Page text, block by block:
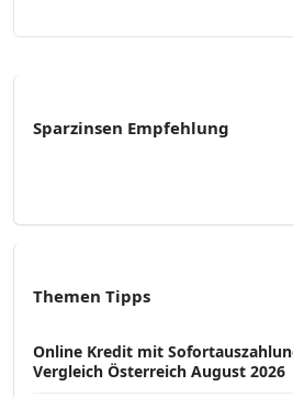
Sparzinsen Empfehlung
Themen Tipps
Online Kredit mit
Vergleich Österreich August 2026